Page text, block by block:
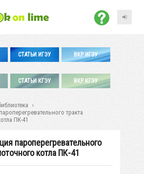
СТАТЬИ ИГЭУ ВКР ИГЭУ
СТАТЬИ КГЭУ ВКР КГЭУ
тракта
ПК-41
пароперегревательного
котла ПК-41